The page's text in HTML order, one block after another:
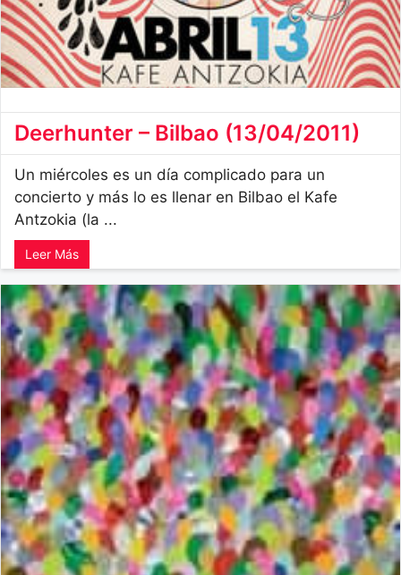
Deerhunter – Bilbao (13/04/2011)
Un miércoles es un día complicado para un
concierto y más lo es llenar en Bilbao el Kafe
Antzokia (la ...
Leer Más